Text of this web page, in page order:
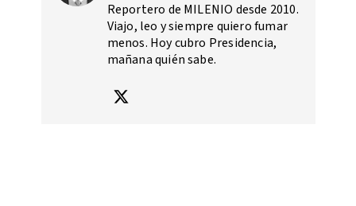
Reportero de MILENIO desde 2010.
Viajo, leo y siempre quiero fumar
menos. Hoy cubro Presidencia,
mañana quién sabe.